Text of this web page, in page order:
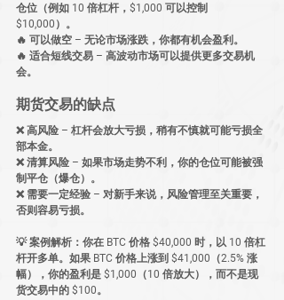
仓位（例如 10 倍杠杆，$1,000 可以控制
$10,000）。
🔥 可以做空 – 无论市场涨跌，你都有机会盈利。
🔥 适合短线交易 – 高波动市场可以提供更多交易机
会。
期货交易的缺点
❌ 高风险 – 杠杆会放大亏损，稍有不慎就可能亏损全
部本金。
❌ 清算风险 – 如果市场走势不利，你的仓位可能被强
制平仓（爆仓）。
❌ 需要一定经验 – 对新手来说，风险管理至关重要，
否则容易亏损。
💡 案例解析： 你在 BTC 价格 $40,000 时，以 10 倍杠
杆开多单。如果 BTC 价格上涨到 $41,000（2.5% 涨
幅）
，你的盈利是 $1,000（10 倍放大）
，而不是现
货交易中的 $100。